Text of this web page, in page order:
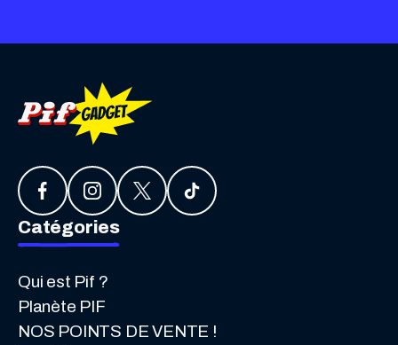
Catégories
Qui est Pif ?
Planète PIF
NOS POINTS DE VENTE !